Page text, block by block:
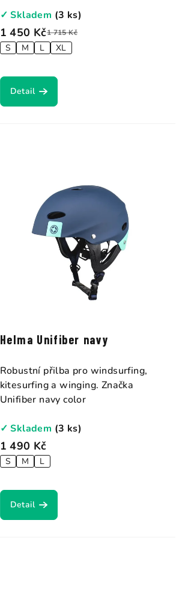
1 450 Kč1 715 Kč
S M L XL
✓ Skladem (3 ks)
Detail
Helma Unifiber navy
1 490 Kč
S M L
✓ Skladem (3 ks)
Detail
Robustní přilba pro windsurfing,
kitesurfing a winging. Značka
Unifiber navy color